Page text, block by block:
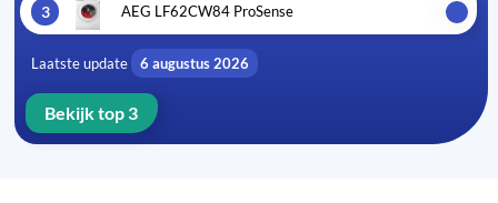
3 AEG LF62CW84 ProSense
Laatste update 6 augustus 2026
Bekijk top 3